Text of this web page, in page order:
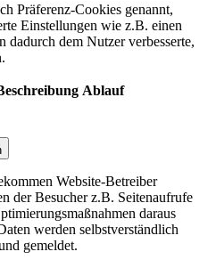
Präferenz-Cookies genannt,
Einstellungen wie z.B. einen
dadurch dem Nutzer verbesserte,
Ablauf
Website-Betreiber
der Besucher z.B. Seitenaufrufe
daraus
werden selbstverständlich
gemeldet.